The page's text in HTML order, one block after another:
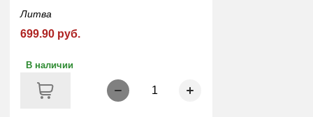
Литва
699.90 руб.
В наличии
1